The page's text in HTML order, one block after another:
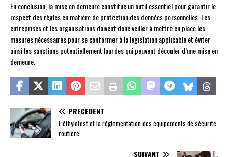
En conclusion, la mise en demeure constitue un outil essentiel pour garantir le
respect des règles en matière de protection des données personnelles. Les
entreprises et les organisations doivent donc veiller à mettre en place les
mesures nécessaires pour se conformer à la législation applicable et éviter
ainsi les sanctions potentiellement lourdes qui peuvent découler d’une mise en
demeure.
PRÉCÉDENT
L’éthylotest et la réglementation des équipements de sécurité
routière
SUIVANT